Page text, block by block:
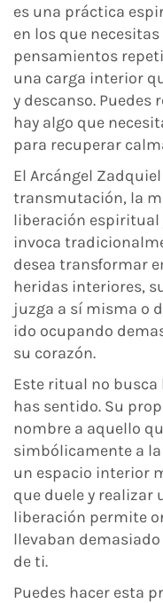
es una práctica
en los que
pensamientos
una carga interior
y descanso.
hay algo que
para recuperar
El Arcángel
transmutación, la
liberación espiritual
invoca
desea transformar
heridas interiores,
juzga a sí misma o
ido ocupando
su corazón.
Este ritual no
has sentido. Su
nombre a aquello
simbólicamente a
un espacio interior
que duele y realizar
liberación permite
llevaban
de ti.
Puedes hacer esta